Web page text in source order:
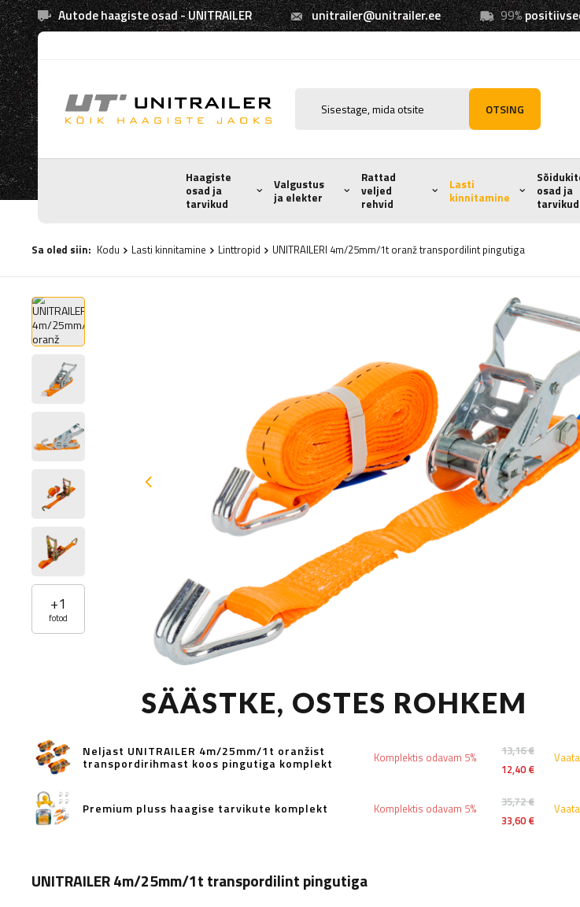
Autode haagiste osad - UNITRAILER unitrailer@unitrailer.ee 99%
OTSING
Haagiste
osad ja
tarvikud
Valgustus
ja elekter
Rattad
veljed
rehvid
Lasti
kinnitamine
osad ja
tarvikud
Sa oled siin: Kodu Lasti kinnitamine Linttropid UNITRAILERI 4m/25mm/1t oranž transpordilint pingutiga
+1
fotod
SÄÄSTKE, OSTES ROHKEM
Neljast UNITRAILER 4m/25mm/1t oranžist
transpordirihmast koos pingutiga komplekt
13,16 €
12,40 €
Komplektis odavam 5%
Premium pluss haagise tarvikute komplekt
35,72 €
33,60 €
Komplektis odavam 5%
UNITRAILER 4m/25mm/1t transpordilint pingutiga